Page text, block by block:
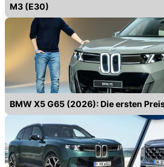
M3 (E30)
BMW X5 G65 (2026): Die ersten